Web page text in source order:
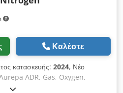
Καλέστε
κατασκευής: 2024, Νέο
ADR, Gas, Oxygen,
Ρυμουλκούμενα για υγρό άζωτο,